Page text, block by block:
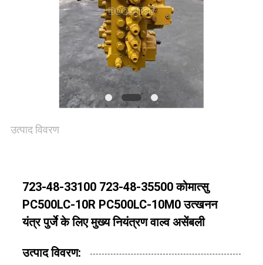
PRIVACY
उत्पाद विवरण
723-48-33100 723-48-35500 कोमात्सु
PC500LC-10R PC500LC-10M0 उत्खनन
यंत्र पुर्जे के लिए मुख्य नियंत्रण वाल्व असेंबली
उत्पाद विवरण: